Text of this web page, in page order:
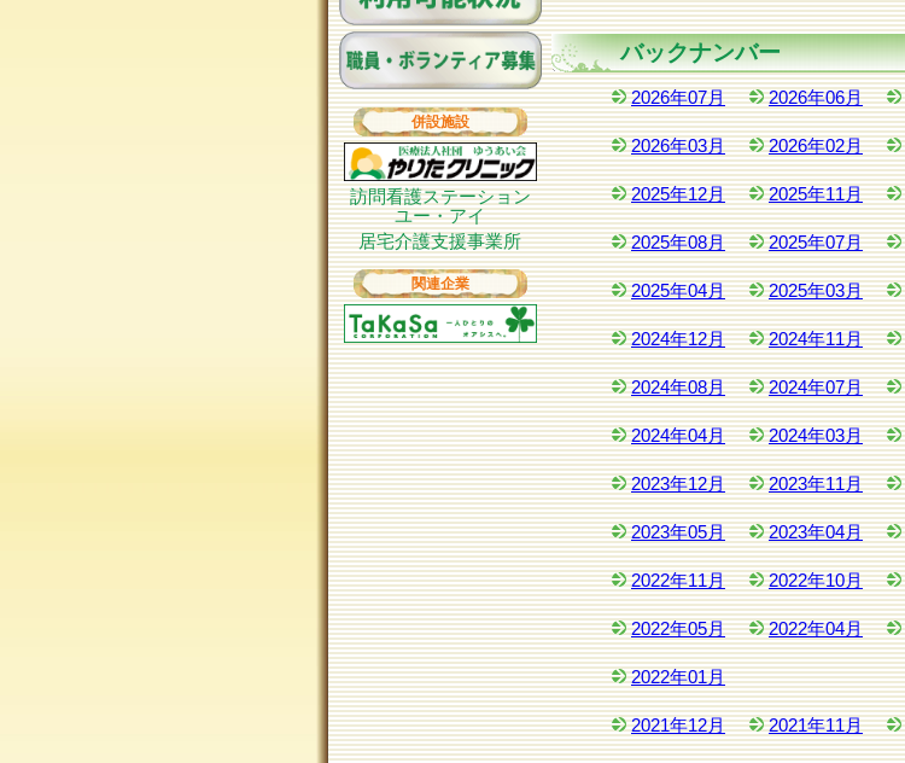
併設施設
訪問看護ステーション
ユー・アイ
居宅介護支援事業所
関連企業
バックナンバー
2026年07月 2026年06月
2026年03月 2026年02月
2025年12月 2025年11月
2025年08月 2025年07月
2025年04月 2025年03月
2024年12月 2024年11月
2024年08月 2024年07月
2024年04月 2024年03月
2023年12月 2023年11月
2023年05月 2023年04月
2022年11月 2022年10月
2022年05月 2022年04月
2022年01月
2021年12月 2021年11月